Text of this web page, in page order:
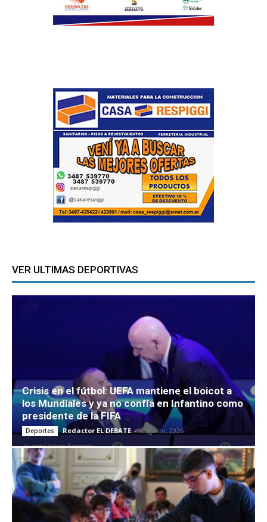
VER ULTIMAS DEPORTIVAS
Crisis en el fútbol: UEFA mantiene el boicot a
los Mundiales y ya no confía en Infantino como
presidente de la FIFA
Deportes Redactor EL DEBATE - 6 agosto, 2026